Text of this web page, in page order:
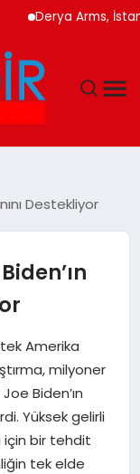
Derya Arms,
Destekliyor
Amerika
milyoner
Biden’ın
Yüksek gelirli
için bir tehdit
tek elde